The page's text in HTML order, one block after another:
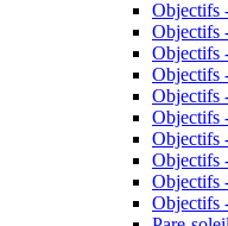
Objectifs
Objectifs
Objectifs
Objectifs
Objectifs
Objectifs
Objectifs
Objectifs
Objectifs
Objectifs